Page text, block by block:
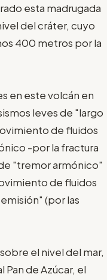
esta madrugada
del cráter, cuyo
400 metros por la
en este volcán en
leves de "largo
de fluidos
-por la fractura
"tremor armónico"
de fluidos
(por las
el nivel del mar,
Pan de Azúcar, el